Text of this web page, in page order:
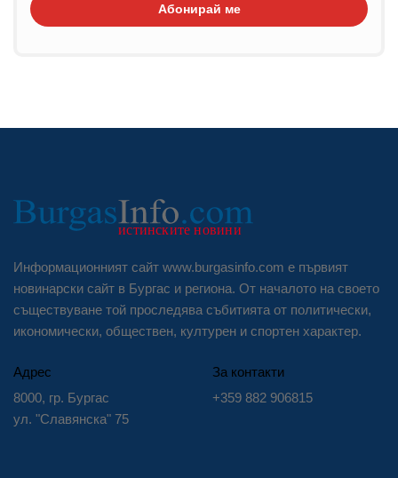
Абонирай ме
Информационният сайт www.burgasinfo.com е първият
новинарски сайт в Бургас и региона. От началото на своето
съществуване той проследява събитията от политически,
икономически, обществен, културен и спортен характер.
Адрес
8000, гр. Бургас
ул. "Славянска" 75
За контакти
+359 882 906815